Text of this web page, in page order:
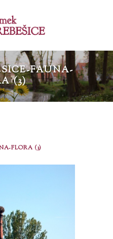
FAUNA-
(3)
FLORA (3)